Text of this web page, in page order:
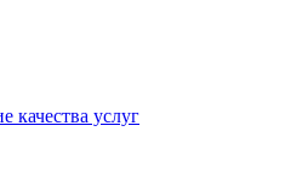
качества услуг